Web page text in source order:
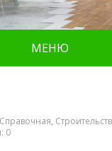
МЕНЮ
Справочная,
0